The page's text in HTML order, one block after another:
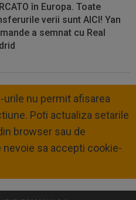
în Europa. Toate
verii sunt AICI! Yan
a semnat cu Real
nu permit afisarea
Poti actualiza setarile
browser sau de
nevoie sa accepti cookie-